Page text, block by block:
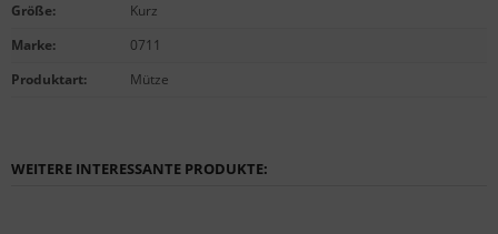
Größe:
Kurz
Marke:
0711
Produktart: Mütze
WEITERE INTERESSANTE PRODUKTE: